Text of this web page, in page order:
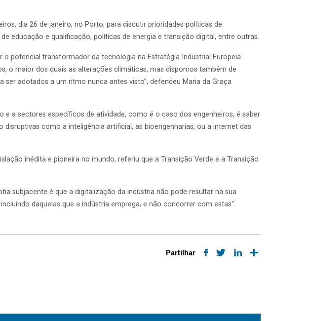
dia 26 de janeiro, no Porto, para discutir prioridades políticas de
educação e qualificação, políticas de energia e transição digital, entre outras.
potencial transformador da tecnologia na Estratégia Industrial Europeia.
o maior dos quais as alterações climáticas, mas dispomos também de
adotados a um ritmo nunca antes visto”, defendeu Maria da Graça
a sectores específicos de atividade, como é o caso dos engenheiros, é saber
como a inteligência artificial, as bioengenharias, ou a internet das
inédita e pioneira no mundo, referiu que a Transição Verde e a Transição
subjacente é que a digitalização da indústria não pode resultar na sua
daquelas que a indústria emprega, e não concorrer com estas”.
Partilhar